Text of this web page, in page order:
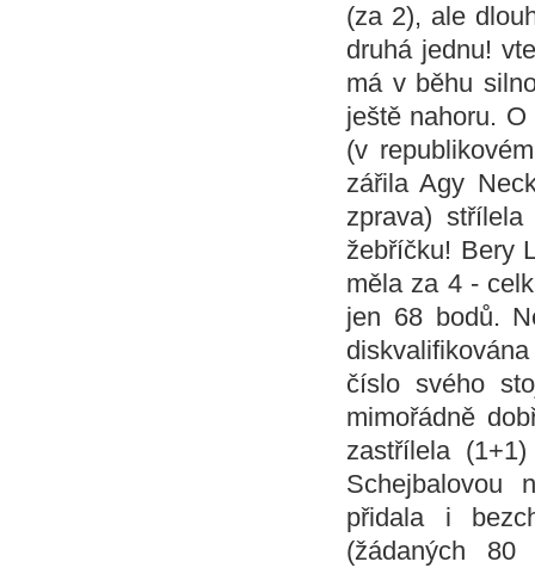
(za 2), ale
druhá jednu!
má v běhu
ještě nahoru.
(v
zářila Agy
zprava)
žebříčku! Bery
měla za 4 -
jen 68 bodů.
číslo svého
mimořádně
zastřílela
Schejbalovou
přidala i
(žádaných